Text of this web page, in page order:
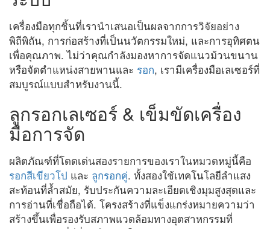
เครื่องมือทุกชิ้นที่เรานำเสนอเป็นผลจากการวิจัยอย่าง
พิถีพิถัน, การก่อสร้างที่เป็นนวัตกรรมใหม่, และการอุทิศตน
เพื่อคุณภาพ. ไม่ว่าคุณกำลังมองหาการจัดแนวม้วนขนาน
หรือจัดตำแหน่งสายพานและ รอก, เรามีเครื่องมือเลเซอร์ที่
สมบูรณ์แบบสำหรับงานนี้.
ลูกรอกเลเซอร์ & เข็มขัดเครื่อง
มือการจัด
ผลิตภัณฑ์ที่โดดเด่นสองรายการของเราในหมวดหมู่นี้คือ
รอกสีเขียวโป และ ลูกรอกคู่. ทั้งสองใช้เทคโนโลยีลำแสง
สะท้อนที่ล้ำสมัย, รับประกันความละเอียดเชิงมุมสูงสุดและ
การอ่านที่เชื่อถือได้. โครงสร้างที่แข็งแกร่งหมายความว่า
สร้างขึ้นเพื่อรองรับสภาพแวดล้อมทางอุตสาหกรรมที่